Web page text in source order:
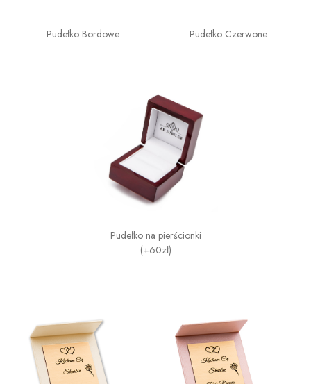
Pudełko Bordowe Pudełko Czerwone
Pudełko na pierścionki
(+60zł)